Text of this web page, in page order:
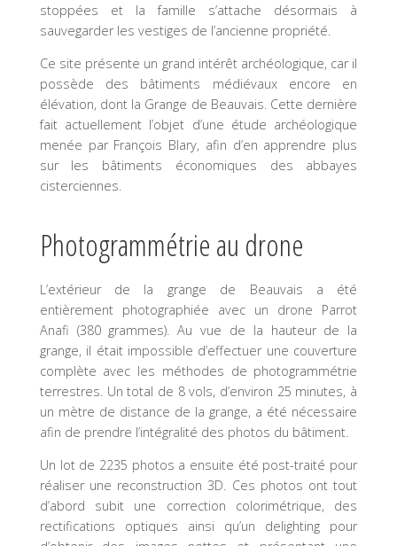
stoppées et la famille s’attache désormais à
sauvegarder les vestiges de l’ancienne propriété.
Ce site présente un grand intérêt archéologique, car il
possède des bâtiments médiévaux encore en
élévation, dont la Grange de Beauvais. Cette dernière
fait actuellement l’objet d’une étude archéologique
menée par François Blary, afin d’en apprendre plus
sur les bâtiments économiques des abbayes
cisterciennes.
Photogrammétrie au drone
L’extérieur de la grange de Beauvais a été
entièrement photographiée avec un drone Parrot
Anafi (380 grammes). Au vue de la hauteur de la
grange, il était impossible d’effectuer une couverture
complète avec les méthodes de photogrammétrie
terrestres. Un total de 8 vols, d’environ 25 minutes, à
un mètre de distance de la grange, a été nécessaire
afin de prendre l’intégralité des photos du bâtiment.
Un lot de 2235 photos a ensuite été post-traité pour
réaliser une reconstruction 3D. Ces photos ont tout
d’abord subit une correction colorimétrique, des
rectifications optiques ainsi qu’un delighting pour